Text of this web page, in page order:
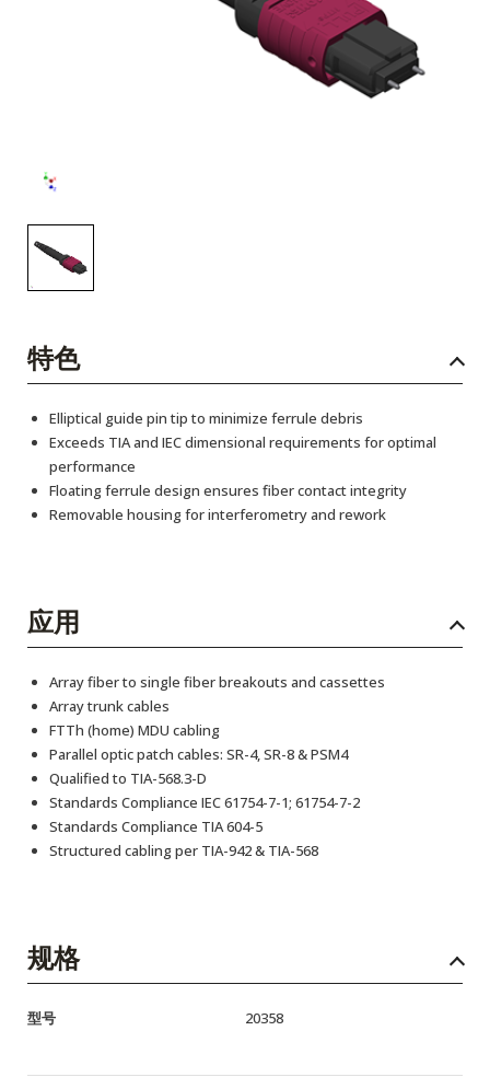
特色
Elliptical guide pin tip to minimize ferrule debris
Exceeds TIA and IEC dimensional requirements for optimal
performance
Floating ferrule design ensures fiber contact integrity
Removable housing for interferometry and rework
应用
Array fiber to single fiber breakouts and cassettes
Array trunk cables
FTTh (home) MDU cabling
Parallel optic patch cables: SR-4, SR-8 & PSM4
Qualified to TIA-568.3-D
Standards Compliance IEC 61754-7-1; 61754-7-2
Standards Compliance TIA 604-5
Structured cabling per TIA-942 & TIA-568
规格
型号 20358